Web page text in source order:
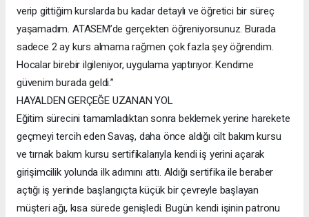
verip gittiğim kurslarda bu kadar detaylı ve öğretici bir süreç
yaşamadım. ATASEM’de gerçekten öğreniyorsunuz. Burada
sadece 2 ay kurs almama rağmen çok fazla şey öğrendim.
Hocalar birebir ilgileniyor, uygulama yaptırıyor. Kendime
güvenim burada geldi.”
HAYALDEN GERÇEĞE UZANAN YOL
Eğitim sürecini tamamladıktan sonra beklemek yerine harekete
geçmeyi tercih eden Savaş, daha önce aldığı cilt bakım kursu
ve tırnak bakım kursu sertifikalarıyla kendi iş yerini açarak
girişimcilik yolunda ilk adımını attı. Aldığı sertifika ile beraber
açtığı iş yerinde başlangıçta küçük bir çevreyle başlayan
müşteri ağı, kısa sürede genişledi. Bugün kendi işinin patronu